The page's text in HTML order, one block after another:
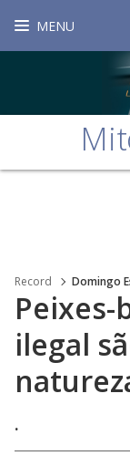
MENU
Record Domingo
Peixes-
ilegal
.